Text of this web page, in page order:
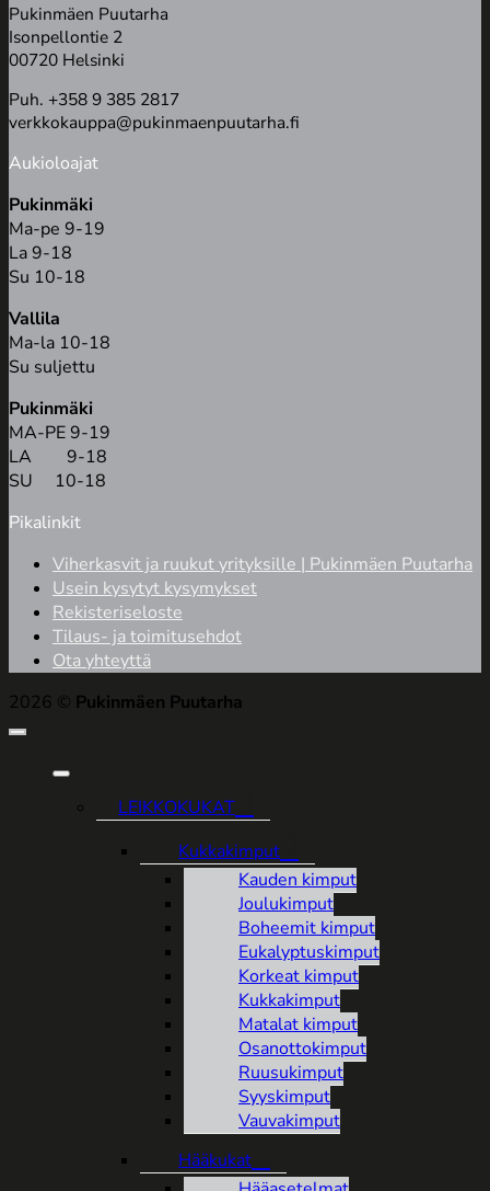
Pukinmäen Puutarha
Isonpellontie 2
00720 Helsinki
Puh. +358 9 385 2817
verkkokauppa@pukinmaenpuutarha.fi
Aukioloajat
Pukinmäki
Ma-pe 9-19
La 9-18
Su 10-18
Vallila
Ma-la 10-18
Su suljettu
Pukinmäki
MA-PE 9-19
LA 9-18
SU 10-18
Pikalinkit
Viherkasvit ja ruukut yrityksille | Pukinmäen Puutarha
Usein kysytyt kysymykset
Rekisteriseloste
Tilaus- ja toimitusehdot
Ota yhteyttä
2026 © Pukinmäen Puutarha
LEIKKOKUKAT
Kukkakimput
Kauden kimput
Joulukimput
Boheemit kimput
Eukalyptuskimput
Korkeat kimput
Kukkakimput
Matalat kimput
Osanottokimput
Ruusukimput
Syyskimput
Vauvakimput
Hääkukat